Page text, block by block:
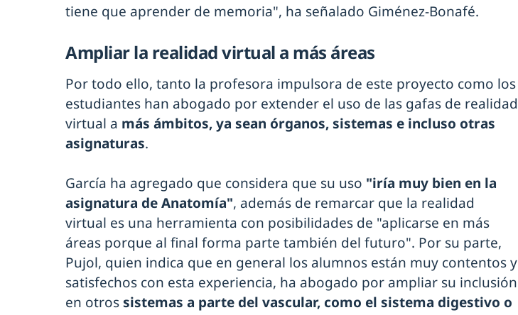
tiene que aprender de memoria", ha señalado Giménez-Bonafé.
Ampliar la realidad virtual a más áreas
Por todo ello, tanto la profesora impulsora de este proyecto como los
estudiantes han abogado por extender el uso de las gafas de realidad
virtual a más ámbitos, ya sean órganos, sistemas e incluso otras
asignaturas.
García ha agregado que considera que su uso "iría muy bien en la
asignatura de Anatomía", además de remarcar que la realidad
virtual es una herramienta con posibilidades de "aplicarse en más
áreas porque al final forma parte también del futuro". Por su parte,
Pujol, quien indica que en general los alumnos están muy contentos y
satisfechos con esta experiencia, ha abogado por ampliar su inclusión
en otrossistemas a parte del vascular, como el sistema digestivo o